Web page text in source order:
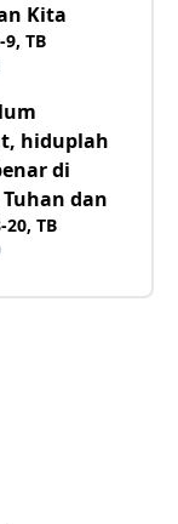
Kita
9, TB
hiduplah
di
dan
20, TB